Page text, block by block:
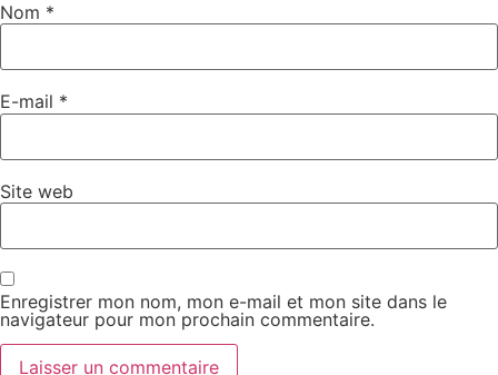
Nom *
E-mail *
Site web
Enregistrer mon nom, mon e-mail et mon site dans le
navigateur pour mon prochain commentaire.